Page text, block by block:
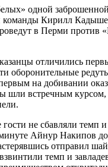
одной
команды Кирилл
в Перми против
отличились
оборонительные
на добивании
шли встречным курсом,
не сбавляли темп
Айнур Накипов
отправил
темп и